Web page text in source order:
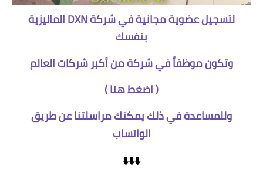
لتسجيل عضوية مجانية في شركة DXN الماليزية
بنفسك
وتكون موظفاً في شركة من أكبر شركات العالم
(اضغط هنا)
وللمساعدة في ذلك يمكنك مراسلتنا عن طريق
الواتساب
⬇️⬇️⬇️